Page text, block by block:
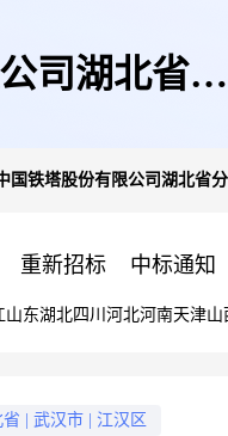
司湖北省分
国铁塔股份有限公司湖北省
重新招标 中标通知
山东湖北四川 河北河南天津山
武汉市 江汉区